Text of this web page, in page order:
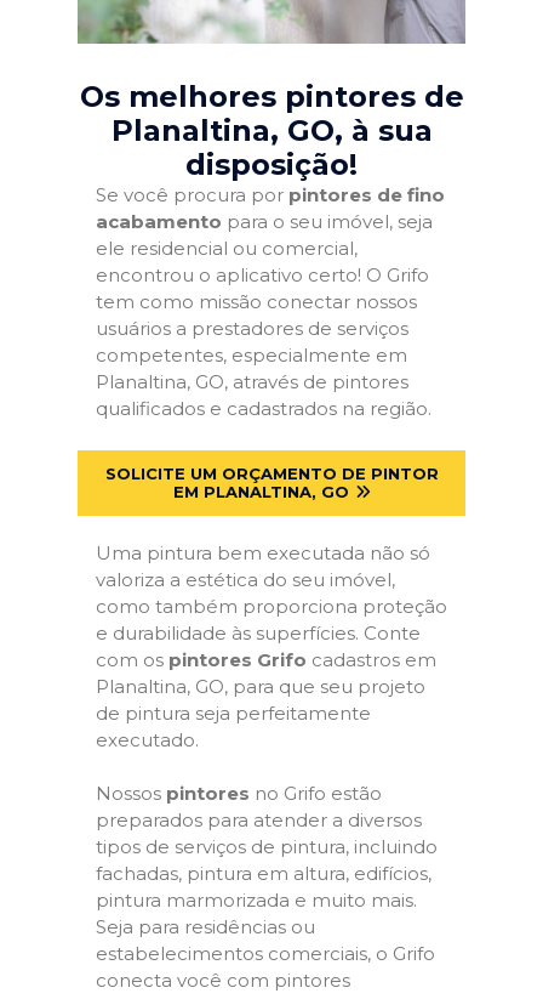
Os melhores pintores de
Planaltina, GO, à sua
disposição!
Se você procura por pintores de fino
acabamento para o seu imóvel, seja
ele residencial ou comercial,
encontrou o aplicativo certo! O Grifo
tem como missão conectar nossos
usuários a prestadores de serviços
competentes, especialmente em
Planaltina, GO, através de pintores
qualificados e cadastrados na região.
SOLICITE UM ORÇAMENTO DE PINTOR
EM PLANALTINA, GO
Uma pintura bem executada não só
valoriza a estética do seu imóvel,
como também proporciona proteção
e durabilidade às superfícies. Conte
com os pintores Grifo cadastros em
Planaltina, GO, para que seu projeto
de pintura seja perfeitamente
executado.
Nossos pintores no Grifo estão
preparados para atender a diversos
tipos de serviços de pintura, incluindo
fachadas, pintura em altura, edifícios,
pintura marmorizada e muito mais.
Seja para residências ou
estabelecimentos comerciais, o Grifo
conecta você com pintores